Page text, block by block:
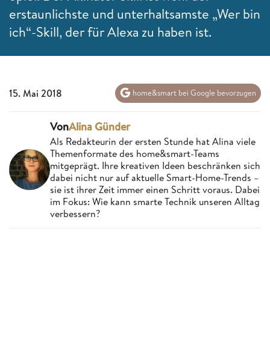
erstaunlichste und unterhaltsamste „Wer bin
ich“-Skill, der für Alexa zu haben ist.
15. Mai 2018 home&smart bei Google bevorzugen
VonAlina Günder
Als Redakteurin der ersten Stunde hat Alina viele
Themenformate des home&smart-Teams
mitgeprägt. Ihre kreativen Ideen beschränken sich
dabei nicht nur auf aktuelle Smart-Home-Trends –
sie ist ihrer Zeit immer einen Schritt voraus. Dabei
im Fokus: Wie kann smarte Technik unseren Alltag
verbessern?